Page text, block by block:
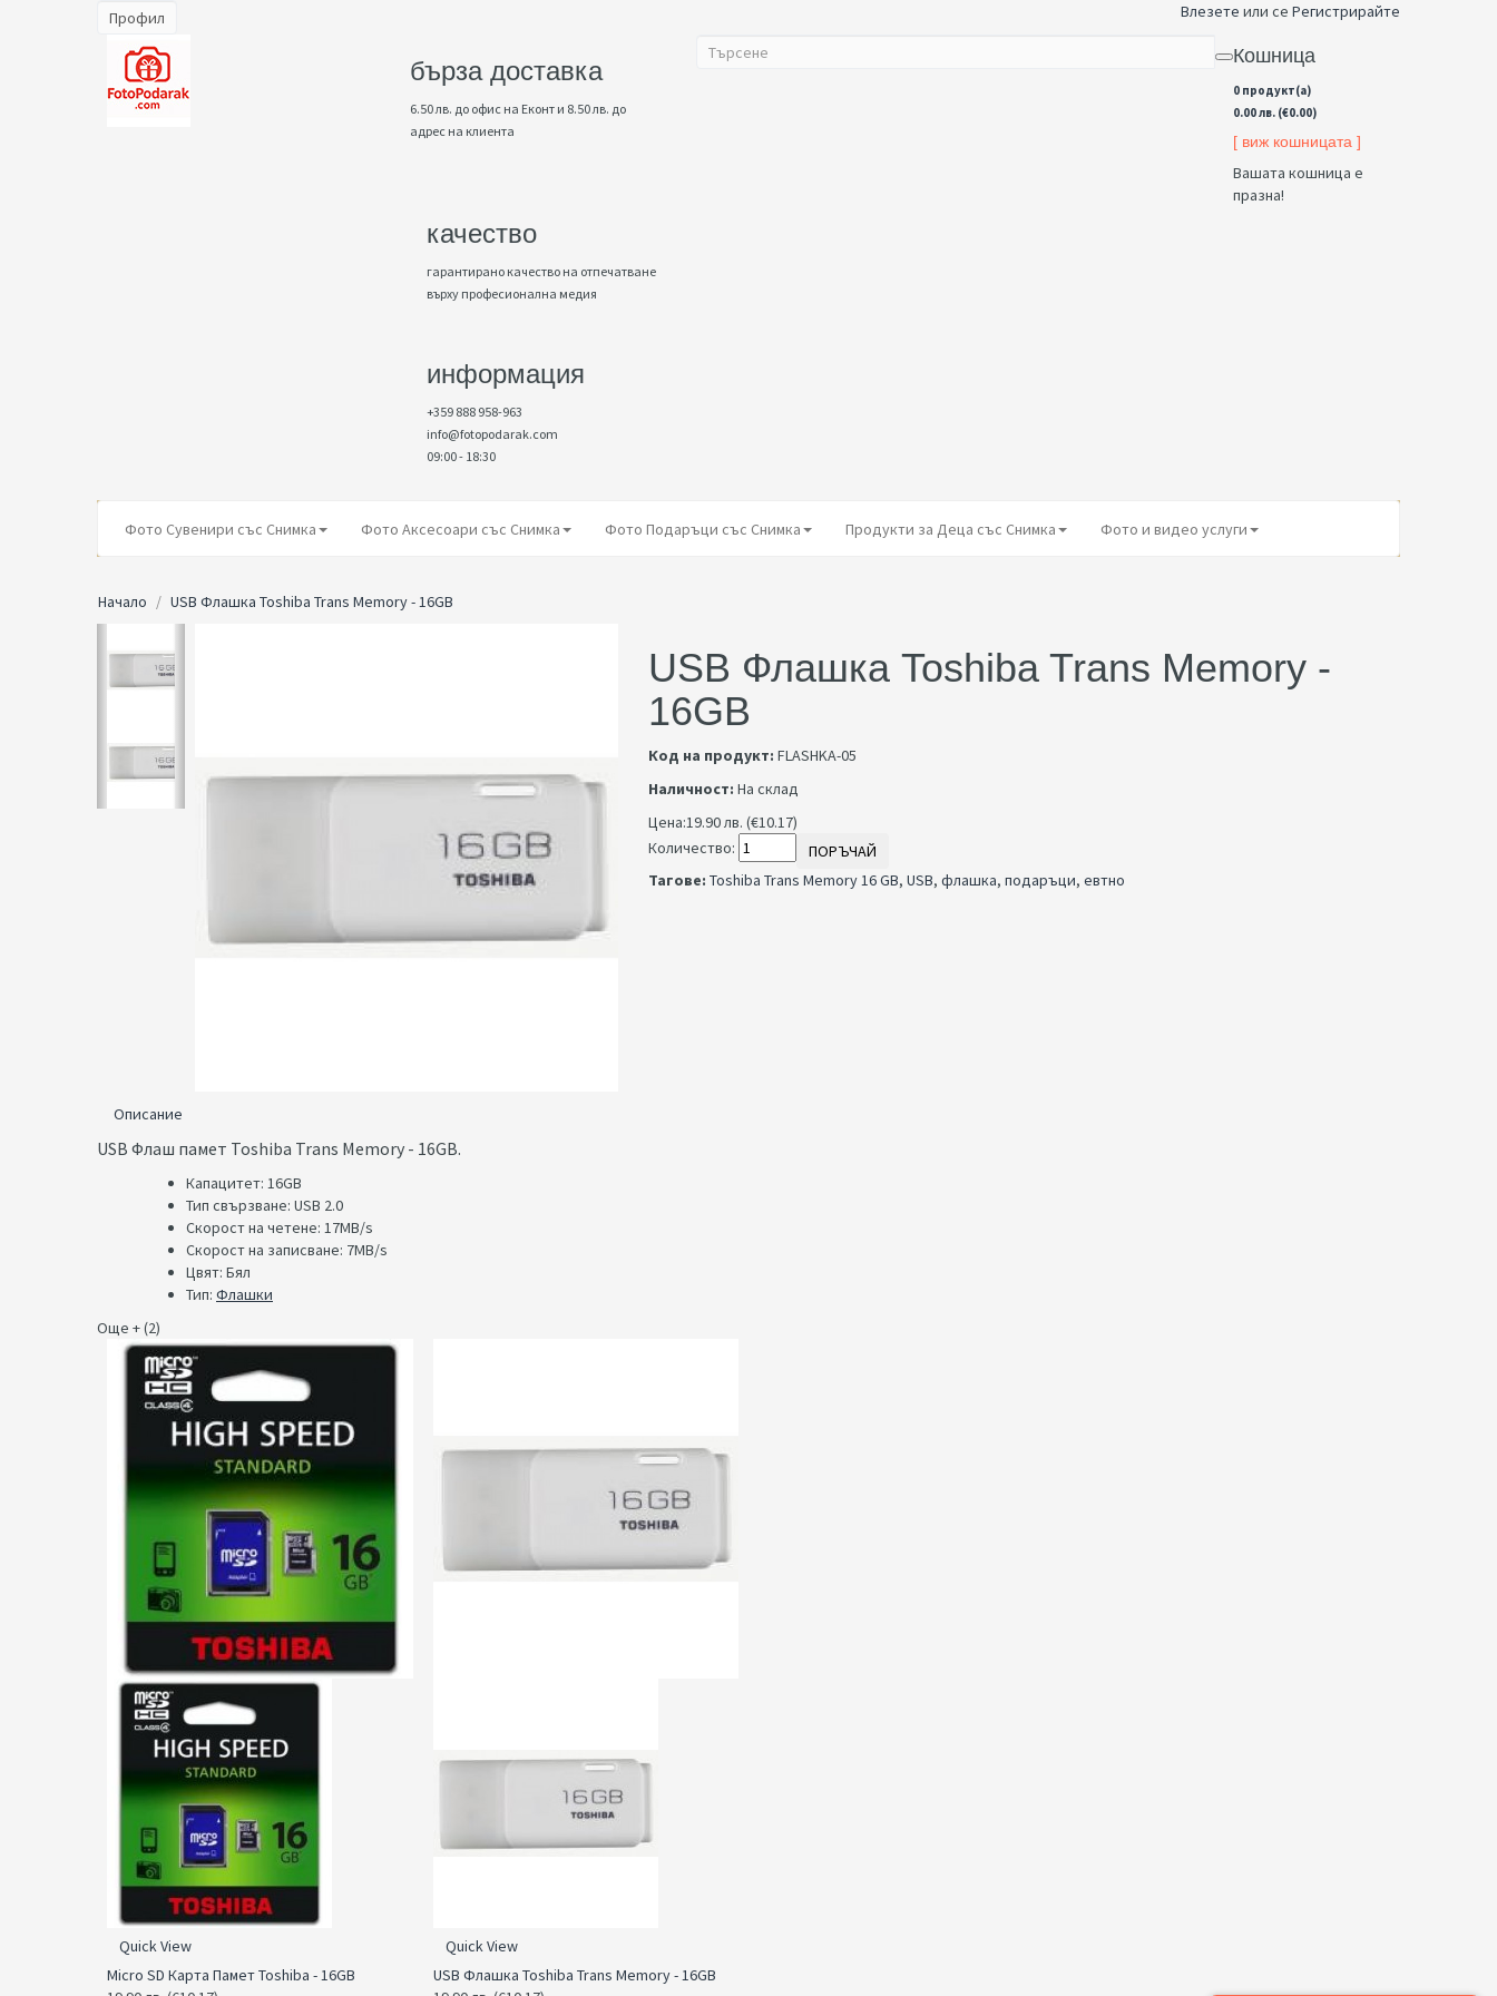
Профил Влезете или се Регистрирайте
бърза доставка
6.50 лв. до офис на Еконт и 8.50 лв. до
адрес на клиента
качество
гарантирано качество на отпечатване
върху професионална медия
информация
+359 888 958-963
info@fotopodarak.com
09:00 - 18:30
Кошница
0 продукт(а)
0.00 лв. (€0.00)
[ виж кошницата ]
Вашата кошница е
празна!
Фото Сувенири със Снимка Фото Аксесоари със Снимка Фото Подаръци със Снимка Продукти за Деца със Снимка Фото и видео услуги
Начало USB Флашка Toshiba Trans Memory - 16GB
USB Флашка Toshiba Trans Memory -
16GB
Код на продукт: FLASHKA-05
Наличност: На склад
Цена:19.90 лв. (€10.17)
Количество:
ПОРЪЧАЙ
Тагове: Toshiba Trans Memory 16 GB, USB, флашка, подаръци, евтно
Описание
USB Флаш памет Toshiba Trans Memory - 16GB.
Капацитет: 16GB​
Тип свързване: USB 2.0
Скорост на четене: 17MB/s
Скорост на записване: 7MB/s
Цвят: Бял
Тип: Флашки
Още + (2)
Quick View
Micro SD Карта Памет Toshiba - 16GB
Quick View
USB Флашка Toshiba Trans Memory - 16GB